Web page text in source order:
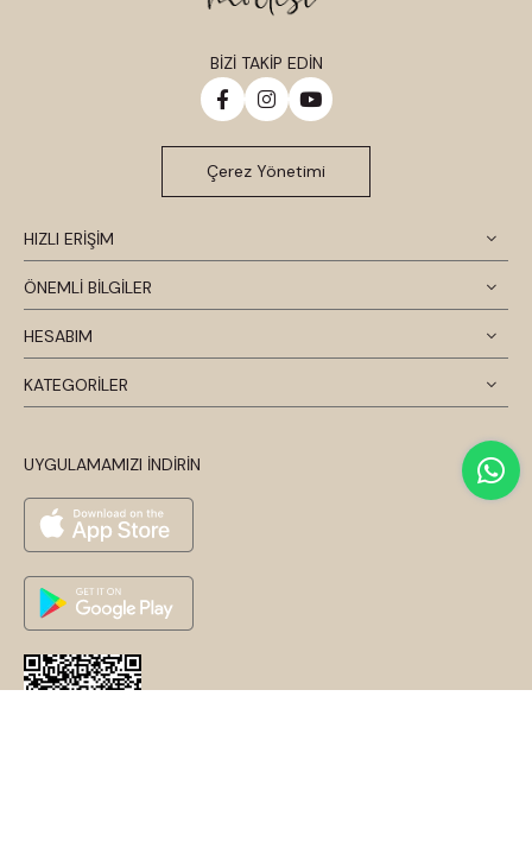
HIZLI ERİŞİM
ÖNEMLİ BİLGİLER
HESABIM
KATEGORİLER
UYGULAMAMIZI İNDİRİN
BİZİ TAKİP EDİN
Çerez Yönetimi